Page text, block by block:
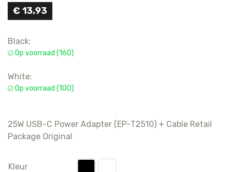
€ 13,93
Black:
Op voorraad (160)
White:
Op voorraad (100)
25W USB-C Power Adapter (EP-T2510) + Cable Retail
Package Original
Kleur